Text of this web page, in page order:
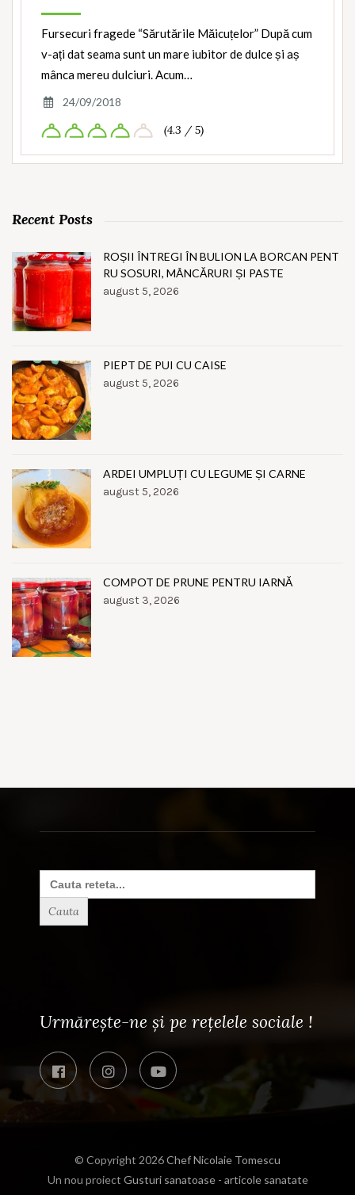
Fursecuri fragede “Sărutările Măicuțelor” După cum
v-ați dat seama sunt un mare iubitor de dulce și aș
mânca mereu dulciuri. Acum…
24/09/2018
(4.3 / 5)
Recent Posts
ROȘII ÎNTREGI ÎN BULION LA BORCAN PENT
RU SOSURI, MÂNCĂRURI ȘI PASTE
august 5, 2026
PIEPT DE PUI CU CAISE
august 5, 2026
ARDEI UMPLUȚI CU LEGUME ȘI CARNE
august 5, 2026
COMPOT DE PRUNE PENTRU IARNĂ
august 3, 2026
Search
for:
Urmărește-ne și pe rețelele sociale !
© Copyright 2026Chef Nicolaie Tomescu
Un nou proiect Gusturi sanatoase - articole sanatate